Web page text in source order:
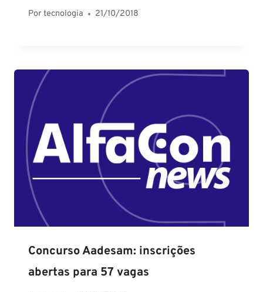
Portecnologia 21/10/2018
Concurso Aadesam: inscrições
abertas para 57 vagas